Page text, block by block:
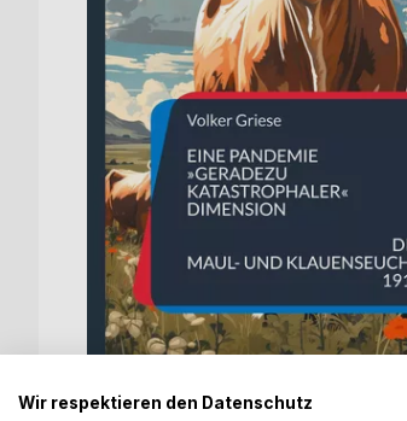
Wir respektieren den Datenschutz